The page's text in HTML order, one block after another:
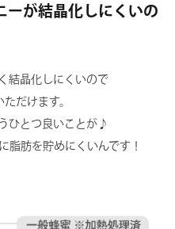
ーが結晶化しにくいの
結晶化しにくいので
だけます。
ひとつ良いことが♪
脂肪を貯めにくいんです！